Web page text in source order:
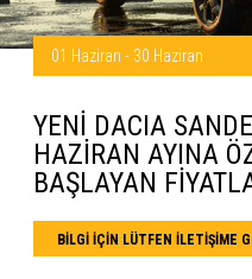
01 Haziran - 30 Haziran
YENİ DACIA
HAZİRAN AYINA
BAŞLAYAN
BİLGİ İÇİN LÜTFEN İLETİŞİME